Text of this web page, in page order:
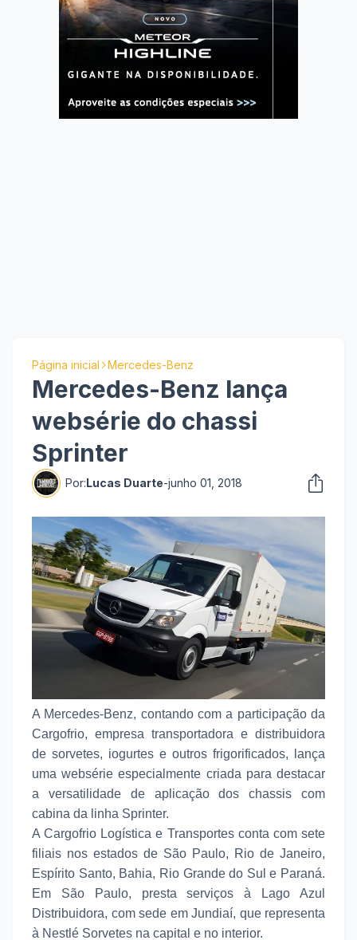
Página inicial Mercedes-Benz
Mercedes-Benz lança
websérie do chassi
Sprinter
Por:Lucas Duarte-junho 01, 2018
A Mercedes-Benz, contando com a participação da
Cargofrio, empresa transportadora e distribuidora
de sorvetes, iogurtes e outros frigorificados, lança
uma websérie especialmente criada para destacar
a versatilidade de aplicação dos chassis com
cabina da linha Sprinter.
A Cargofrio Logística e Transportes conta com sete
filiais nos estados de São Paulo, Rio de Janeiro,
Espírito Santo, Bahia, Rio Grande do Sul e Paraná.
Em São Paulo, presta serviços à Lago Azul
Distribuidora, com sede em Jundiaí, que representa
à Nestlé Sorvetes na capital e no interior.